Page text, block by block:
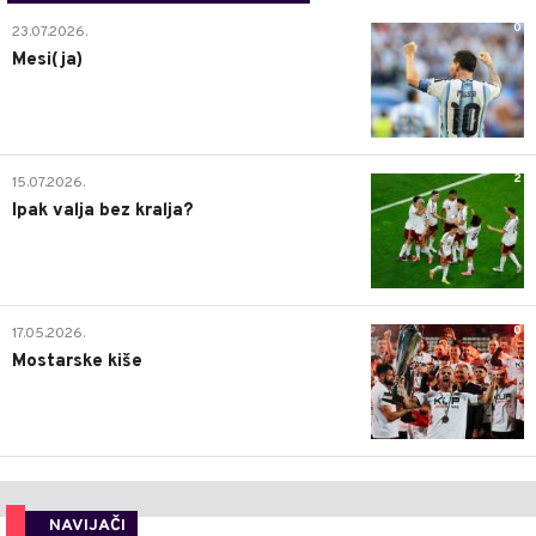
0
23.07.2026.
Mesi(ja)
2
15.07.2026.
Ipak valja bez kralja?
0
17.05.2026.
Mostarske kiše
NAVIJAČI